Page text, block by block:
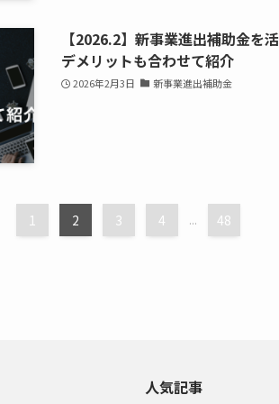
【2026.2】新事業進出補助金を
デメリットも合わせて紹介
2026年2月3日 新事業進出補助金
1 2 3 4 ... 48
人気記事